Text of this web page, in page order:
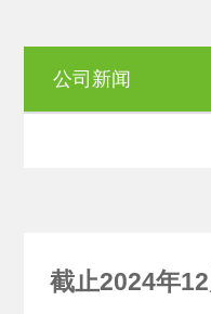
公司新闻
截止2024年